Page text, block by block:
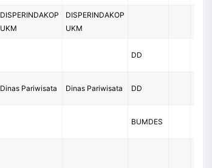
DISPERINDAKOP
UKM
DISPERINDAKOP
UKM
DD
Dinas Pariwisata Dinas Pariwisata DD
BUMDES